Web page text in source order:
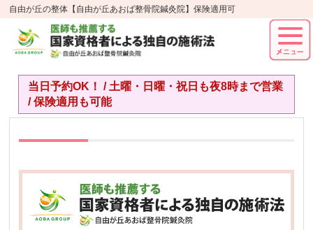
自由が丘の整体【自由が丘あおば整骨院鍼灸院】保険適用可
当日予約OK！ / 土曜・日曜・祝日も夜8時まで営業
/ 保険適用も可能